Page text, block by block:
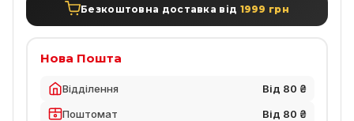
Безкоштовна доставка від 1999 грн
Нова Пошта
Відділення
Від 80 ₴
Поштомат
Від 80 ₴